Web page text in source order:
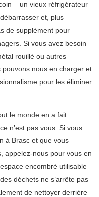
– un vieux réfrigérateur
et, plus
de supplément pour
Si vous avez besoin
rouillé ou autres
nous en charger et
pour les éliminer
le monde en a fait
n’est pas vous. Si vous
à Brasc et que vous
appelez-nous pour vous en
encombré utilisable
déchets ne s’arrête pas
de nettoyer derrière